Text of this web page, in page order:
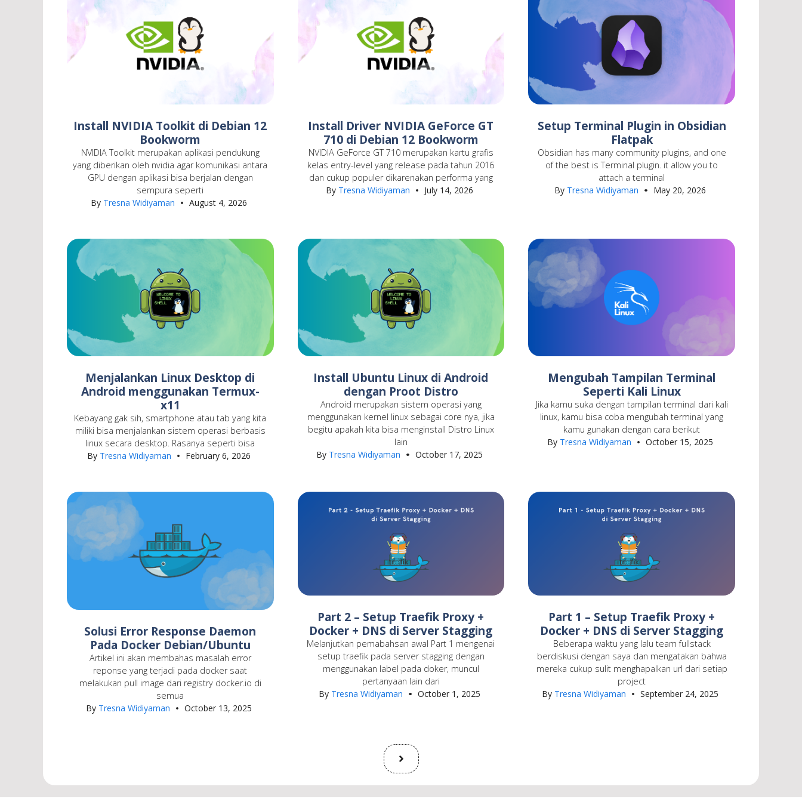
Install NVIDIA Toolkit di Debian 12
Bookworm
NVIDIA Toolkit merupakan aplikasi pendukung
yang diberikan oleh nvidia agar komunikasi antara
GPU dengan aplikasi bisa berjalan dengan
sempura seperti
By Tresna Widiyaman August 4, 2026
Install Driver NVIDIA GeForce GT
710 di Debian 12 Bookworm
NVIDIA GeForce GT 710 merupakan kartu grafis
kelas entry-level yang release pada tahun 2016
dan cukup populer dikarenakan performa yang
By Tresna Widiyaman July 14, 2026
Setup Terminal Plugin in Obsidian
Flatpak
Obsidian has many community plugins, and one
of the best is Terminal plugin. it allow you to
attach a terminal
By Tresna Widiyaman May 20, 2026
Menjalankan Linux Desktop di
Android menggunakan Termux-
x11
Kebayang gak sih, smartphone atau tab yang kita
miliki bisa menjalankan sistem operasi berbasis
linux secara desktop. Rasanya seperti bisa
By Tresna Widiyaman February 6, 2026
Install Ubuntu Linux di Android
dengan Proot Distro
Android merupakan sistem operasi yang
menggunakan kernel linux sebagai core nya, jika
begitu apakah kita bisa menginstall Distro Linux
lain
By Tresna Widiyaman October 17, 2025
Mengubah Tampilan Terminal
Seperti Kali Linux
Jika kamu suka dengan tampilan terminal dari kali
linux, kamu bisa coba mengubah terminal yang
kamu gunakan dengan cara berikut
By Tresna Widiyaman October 15, 2025
Solusi Error Response Daemon
Pada Docker Debian/Ubuntu
Artikel ini akan membahas masalah error
reponse yang terjadi pada docker saat
melakukan pull image dari registry docker.io di
semua
By Tresna Widiyaman October 13, 2025
Part 2 – Setup Traefik Proxy +
Docker + DNS di Server Stagging
Melanjutkan pemabahsan awal Part 1 mengenai
setup traefik pada server stagging dengan
menggunakan label pada doker, muncul
pertanyaan lain dari
By Tresna Widiyaman October 1, 2025
Part 1 – Setup Traefik Proxy +
Docker + DNS di Server Stagging
Beberapa waktu yang lalu team fullstack
berdiskusi dengan saya dan mengatakan bahwa
mereka cukup sulit menghapalkan url dari setiap
project
By Tresna Widiyaman September 24, 2025